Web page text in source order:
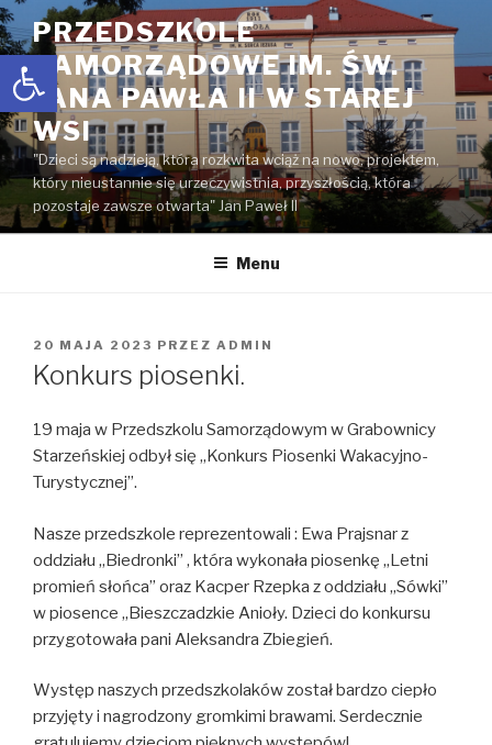
Open toolbar
Przejdź
do
treści
PRZEDSZKOLE
SAMORZĄDOWE IM. ŚW.
JANA PAWŁA II W STAREJ
WSI
"Dzieci są nadzieją, która rozkwita wciąż na nowo, projektem,
który nieustannie się urzeczywistnia, przyszłością, która
pozostaje zawsze otwarta" Jan Paweł II
Menu
OPUBLIKOWANE
W
20 MAJA 2023 PRZEZ ADMIN
Konkurs piosenki.
19 maja w Przedszkolu Samorządowym w Grabownicy
Starzeńskiej odbył się „Konkurs Piosenki Wakacyjno-
Turystycznej”.
Nasze przedszkole reprezentowali : Ewa Prajsnar z
oddziału „Biedronki” , która wykonała piosenkę „Letni
promień słońca” oraz Kacper Rzepka z oddziału „Sówki”
w piosence „Bieszczadzkie Anioły. Dzieci do konkursu
przygotowała pani Aleksandra Zbiegień.
Występ naszych przedszkolaków został bardzo ciepło
przyjęty i nagrodzony gromkimi brawami. Serdecznie